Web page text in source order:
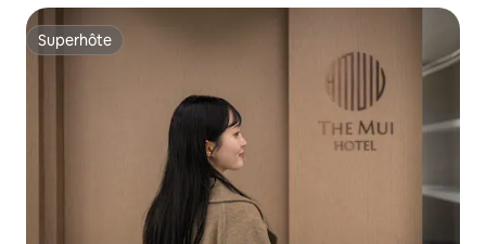
départ tardif gratuit
Superhôte
Superhôte